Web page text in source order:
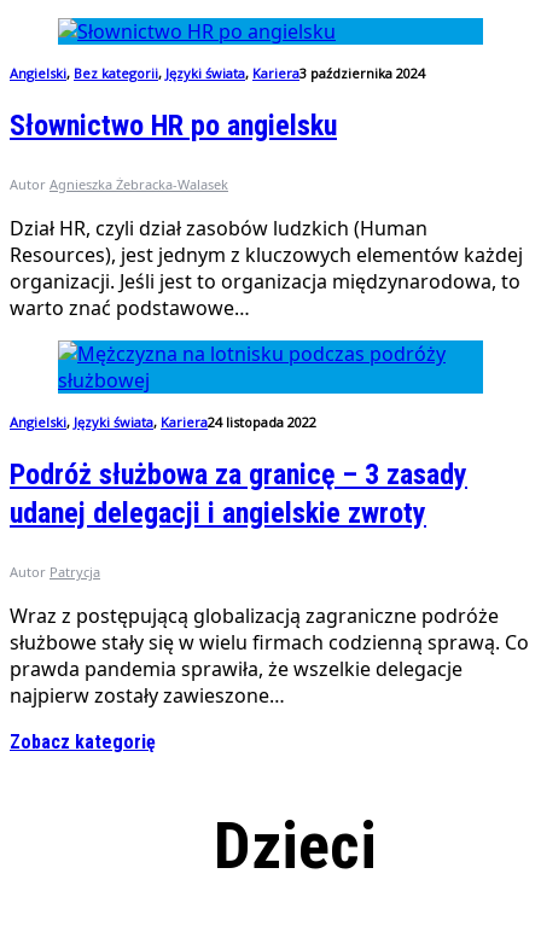
Angielski, Bez kategorii, Języki świata, Kariera3 października 2024
Słownictwo HR po angielsku
Autor Agnieszka Żebracka-Walasek
Dział HR, czyli dział zasobów ludzkich (Human
Resources), jest jednym z kluczowych elementów każdej
organizacji. Jeśli jest to organizacja międzynarodowa, to
warto znać podstawowe…
Angielski, Języki świata, Kariera24 listopada 2022
Podróż służbowa za granicę – 3 zasady
udanej delegacji i angielskie zwroty
Autor Patrycja
Wraz z postępującą globalizacją zagraniczne podróże
służbowe stały się w wielu firmach codzienną sprawą. Co
prawda pandemia sprawiła, że wszelkie delegacje
najpierw zostały zawieszone…
Zobacz kategorię
Dzieci